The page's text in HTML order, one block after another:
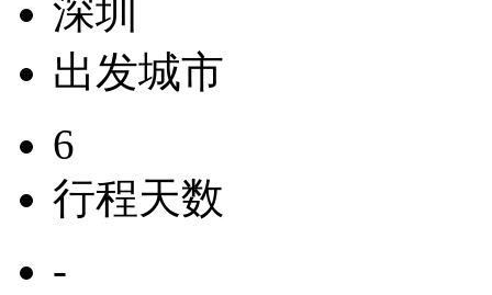
深圳
出发城市
6
行程天数
-